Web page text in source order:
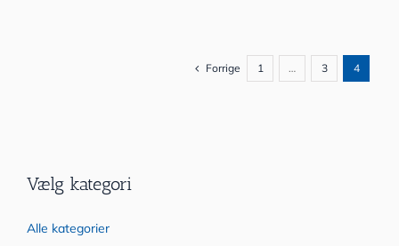
Forrige 1 … 3 4
Vælg kategori
Alle kategorier